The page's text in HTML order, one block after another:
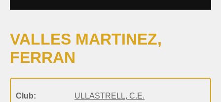
VALLES MARTINEZ,
FERRAN
Club:
ULLASTRELL, C.E.